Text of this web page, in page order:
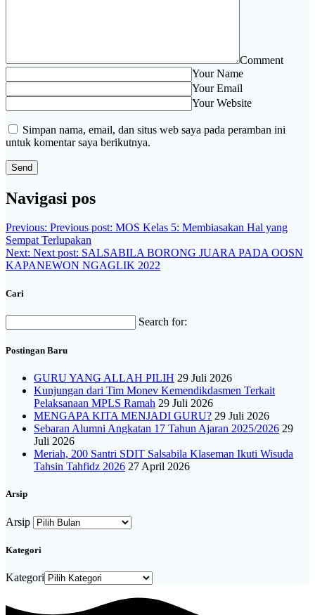
Comment
Your Name
Your Email
Your Website
Simpan nama, email, dan situs web saya pada peramban ini
untuk komentar saya berikutnya.
Navigasi pos
Previous: Previous post: MOS Kelas 5: Membiasakan Hal yang
Sempat Terlupakan
Next: Next post: SALSABILA BORONG JUARA PADA OOSN
KAPANEWON NGAGLIK 2022
Cari
Search for:
Postingan Baru
GURU YANG ALLAH PILIH 29 Juli 2026
Kunjungan dari Tim Monev Kemendikdasmen Terkait
Pelaksanaan MPLS Ramah 29 Juli 2026
MENGAPA KITA MENJADI GURU? 29 Juli 2026
Sebaran Alumni Angkatan 17 Tahun Ajaran 2025/2026 29
Juli 2026
Meriah, 200 Santri SDIT Salsabila Klaseman Ikuti Wisuda
Tahsin Tahfidz 2026 27 April 2026
Arsip
Arsip
Kategori
Kategori